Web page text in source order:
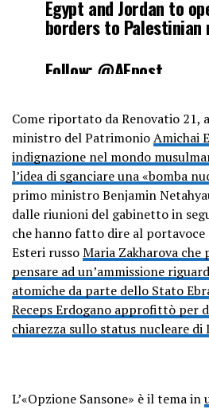
Egypt and Jordan to
borders to Palestinian
Follow: @AFpost
— AF Post (@AFpost)
2023
Come riportato da Renovatio 21,
ministro del PatrimonioAmichai
indignazione nel mondo
l’idea di sganciare una «bomba
primo ministro Benjamin
dalle riunioni del gabinetto in
che hanno fatto dire al
Esteri russoMaria Zakharova che
pensare ad un’ammissione
atomiche da parte dello Stato
Receps Erdogano approfittò per
chiarezza sullo status nucleare di
L’«Opzione Sansone» è il tema in